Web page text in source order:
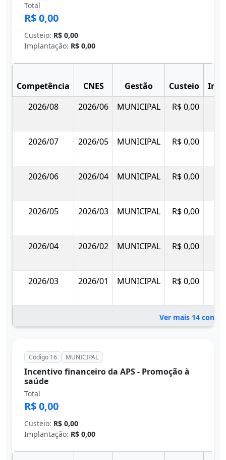
Total
R$ 0,00
Custeio: R$ 0,00
Implantação: R$ 0,00
Competência CNES Gestão Custeio
2026/08
2026/06 MUNICIPAL R$ 0,00
2026/07 2026/05 MUNICIPAL R$ 0,00
2026/06 2026/04 MUNICIPAL R$ 0,00
2026/05 2026/03 MUNICIPAL R$ 0,00
2026/04 2026/02 MUNICIPAL R$ 0,00
2026/03 2026/01 MUNICIPAL R$ 0,00
Ver mais 14
Código 16 MUNICIPAL
Incentivo financeiro da APS - Promoção à
saúde
Total
R$ 0,00
Custeio: R$ 0,00
Implantação: R$ 0,00